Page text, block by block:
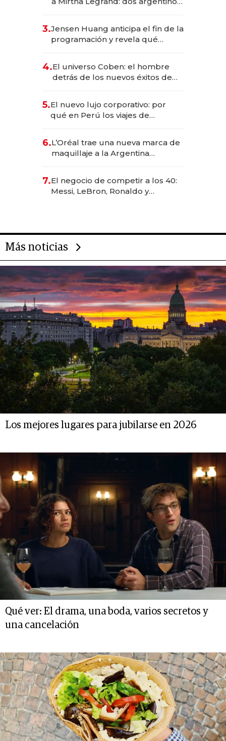
3.Jensen Huang anticipa el fin de la
programación y revela qué
4.El universo Coben: el hombre
detrás de los nuevos éxitos de
5.El nuevo lujo corporativo: por
qué en Perú los viajes de
transformadoras
6.L’Oréal trae una nueva marca de
maquillaje a la Argentina
7.El negocio de competir a los 40:
Messi, LeBron, Ronaldo y
Más noticias
Los mejores lugares para jubilarse en 2026
Qué ver: El drama, una boda, varios secretos y
una cancelación